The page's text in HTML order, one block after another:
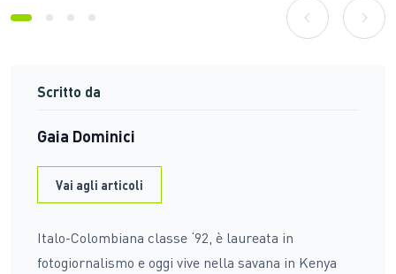
prev next
Scritto da
Gaia Dominici
Vai agli articoli
Italo-Colombiana classe ‘92, è laureata in
fotogiornalismo e oggi vive nella savana in Kenya